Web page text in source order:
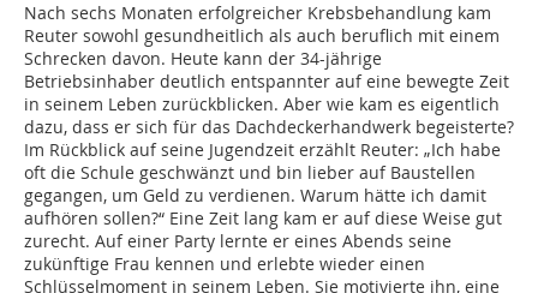
Nach sechs Monaten erfolgreicher Krebsbehandlung kam
Reuter sowohl gesundheitlich als auch beruflich mit einem
Schrecken davon. Heute kann der 34-jährige
Betriebsinhaber deutlich entspannter auf eine bewegte Zeit
in seinem Leben zurückblicken. Aber wie kam es eigentlich
dazu, dass er sich für das Dachdeckerhandwerk begeisterte?
Im Rückblick auf seine Jugendzeit erzählt Reuter: „Ich habe
oft die Schule geschwänzt und bin lieber auf Baustellen
gegangen, um Geld zu verdienen. Warum hätte ich damit
aufhören sollen?“ Eine Zeit lang kam er auf diese Weise gut
zurecht. Auf einer Party lernte er eines Abends seine
zukünftige Frau kennen und erlebte wieder einen
Schlüsselmoment in seinem Leben. Sie motivierte ihn, eine